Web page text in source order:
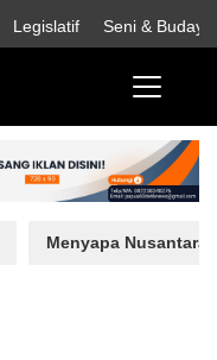
Legislatif Seni & Budaya
Menyapa Nusantara